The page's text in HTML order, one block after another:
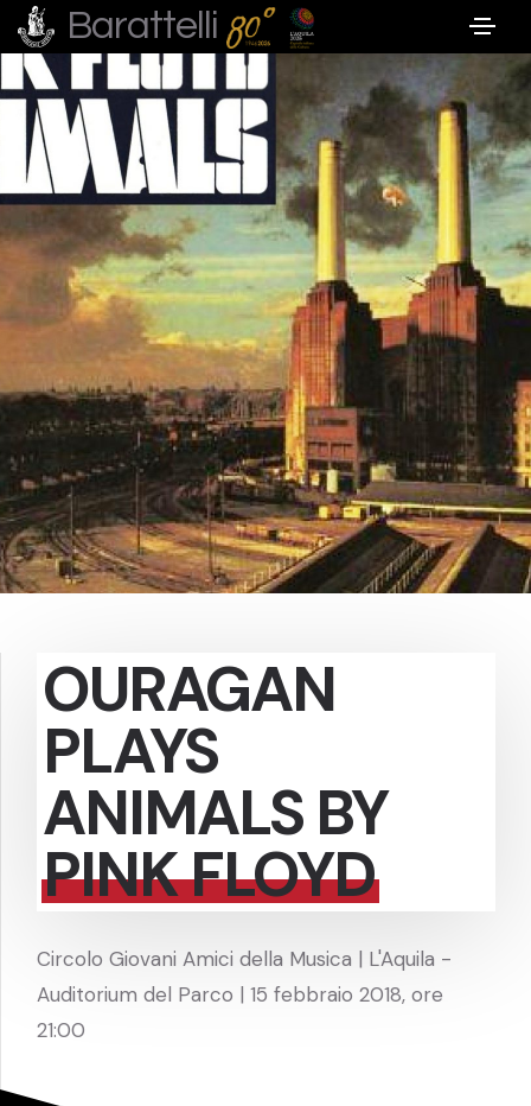
Barattelli
OURAGAN
PLAYS
ANIMALS BY
PINK FLOYD
Circolo Giovani Amici della Musica | L'Aquila -
Auditorium del Parco | 15 febbraio 2018, ore
21:00